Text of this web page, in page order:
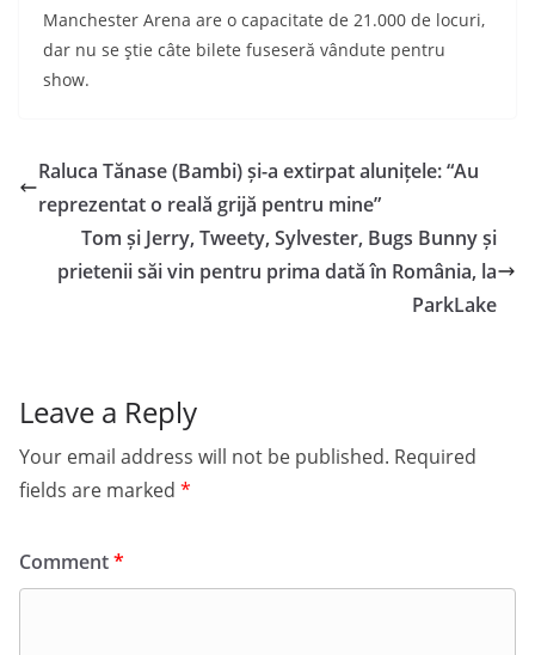
Manchester Arena are o capacitate de 21.000 de locuri,
dar nu se ştie câte bilete fuseseră vândute pentru
show.
Raluca Tănase (Bambi) și-a extirpat alunițele: “Au
reprezentat o reală grijă pentru mine”
Tom și Jerry, Tweety, Sylvester, Bugs Bunny și
prietenii săi vin pentru prima dată în România, la
ParkLake
Leave a Reply
Your email address will not be published. Required
fields are marked *
Comment*